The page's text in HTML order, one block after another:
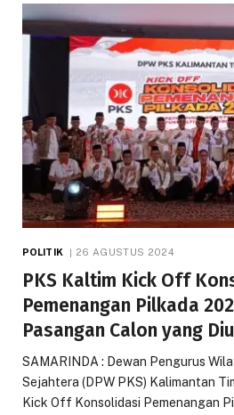
POLITIK 26 AGUSTUS 2024
PKS Kaltim Kick Off
Pemenangan Pilkada
Pasangan Calon yang
SAMARINDA : Dewan Pengurus
Sejahtera (DPW PKS) Kalimantan
Kick Off Konsolidasi Pemenangan